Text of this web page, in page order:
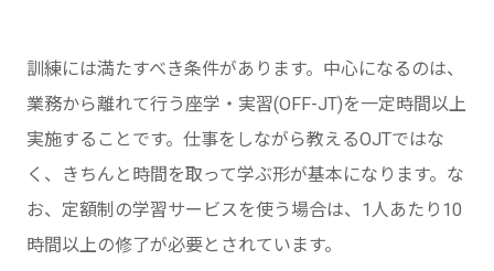
訓練には満たすべき条件があります。中心になるのは、
業務から離れて行う座学・実習(OFF-JT)を一定時間以上
実施することです。仕事をしながら教えるOJTではな
く、きちんと時間を取って学ぶ形が基本になります。な
お、定額制の学習サービスを使う場合は、1人あたり10
時間以上の修了が必要とされています。